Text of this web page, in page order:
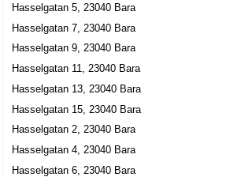
Hasselgatan 5, 23040 Bara
Hasselgatan 7, 23040 Bara
Hasselgatan 9, 23040 Bara
Hasselgatan 11, 23040 Bara
Hasselgatan 13, 23040 Bara
Hasselgatan 15, 23040 Bara
Hasselgatan 2, 23040 Bara
Hasselgatan 4, 23040 Bara
Hasselgatan 6, 23040 Bara